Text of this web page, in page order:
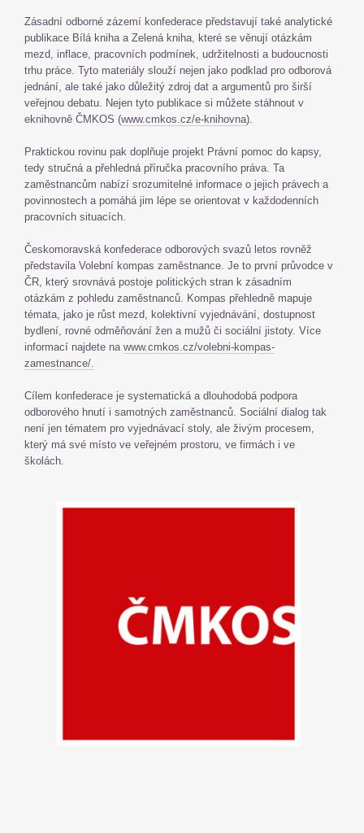
Zásadní odborné zázemí konfederace představují také analytické
publikace Bílá kniha a Zelená kniha, které se věnují otázkám
mezd, inflace, pracovních podmínek, udržitelnosti a budoucnosti
trhu práce. Tyto materiály slouží nejen jako podklad pro odborová
jednání, ale také jako důležitý zdroj dat a argumentů pro širší
veřejnou debatu. Nejen tyto publikace si můžete stáhnout v
eknihovně ČMKOS (www.cmkos.cz/e-knihovna).
Praktickou rovinu pak doplňuje projekt Právní pomoc do kapsy,
tedy stručná a přehledná příručka pracovního práva. Ta
zaměstnancům nabízí srozumitelné informace o jejich právech a
povinnostech a pomáhá jim lépe se orientovat v každodenních
pracovních situacích.
Českomoravská konfederace odborových svazů letos rovněž
představila Volební kompas zaměstnance. Je to první průvodce v
ČR, který srovnává postoje politických stran k zásadním
otázkám z pohledu zaměstnanců. Kompas přehledně mapuje
témata, jako je růst mezd, kolektivní vyjednávání, dostupnost
bydlení, rovné odměňování žen a mužů či sociální jistoty. Více
informací najdete na www.cmkos.cz/volebni-kompas-
zamestnance/.
Cílem konfederace je systematická a dlouhodobá podpora
odborového hnutí i samotných zaměstnanců. Sociální dialog tak
není jen tématem pro vyjednávací stoly, ale živým procesem,
který má své místo ve veřejném prostoru, ve firmách i ve
školách.